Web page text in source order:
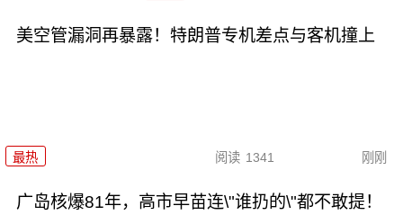
美空管漏洞再暴露！特朗普专机差点与客机撞上
最热 阅读 1341 刚刚
广岛核爆81年，高市早苗连\"谁扔的\"都不敢提！